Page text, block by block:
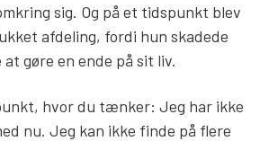
sig. Og på et tidspunkt blev
afdeling, fordi hun skadede
gøre en ende på sit liv.
hvor du tænker: Jeg har ikke
nu. Jeg kan ikke finde på flere